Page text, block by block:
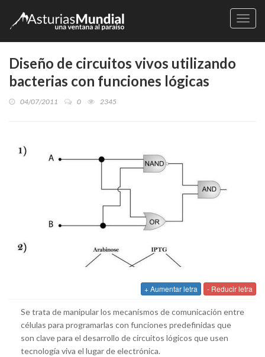
Diseño de circuitos vivos utilizando
bacterias con funciones lógicas
04/07/2011 0 2345
+ Aumentar letra - Reducir letra
Se trata de manipular los mecanismos de comunicación entre
células para programarlas con funciones predefinidas que
son clave para el desarrollo de circuitos lógicos que usen
tecnología viva el lugar de electrónica.